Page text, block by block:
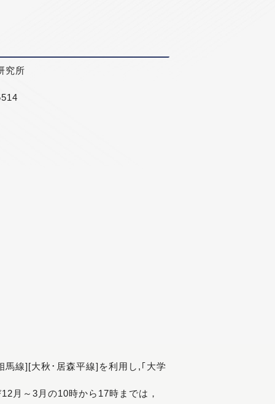
究所
線][大秋･居森平線]を利用し,｢大学
月～3月の10時から17時までは，